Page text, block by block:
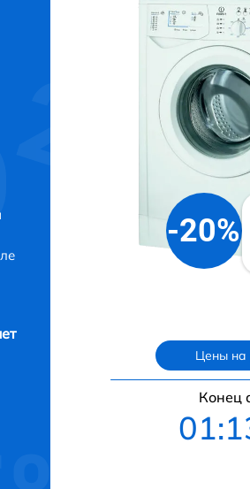
-20%
Цены на
Конец